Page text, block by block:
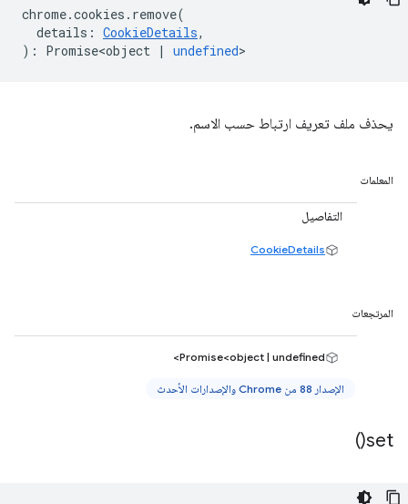
chrome.cookies . remove(
details : CookieDetails,
) : Promise<object | undefined>
يحذف ملف تعريف ارتباط حسب الاسم.
المعلمات
التفاصيل
CookieDetails
المرتجعات
Promise<object | undefined>
الإصدار 88 من Chrome والإصدارات الأحدث
set(
)